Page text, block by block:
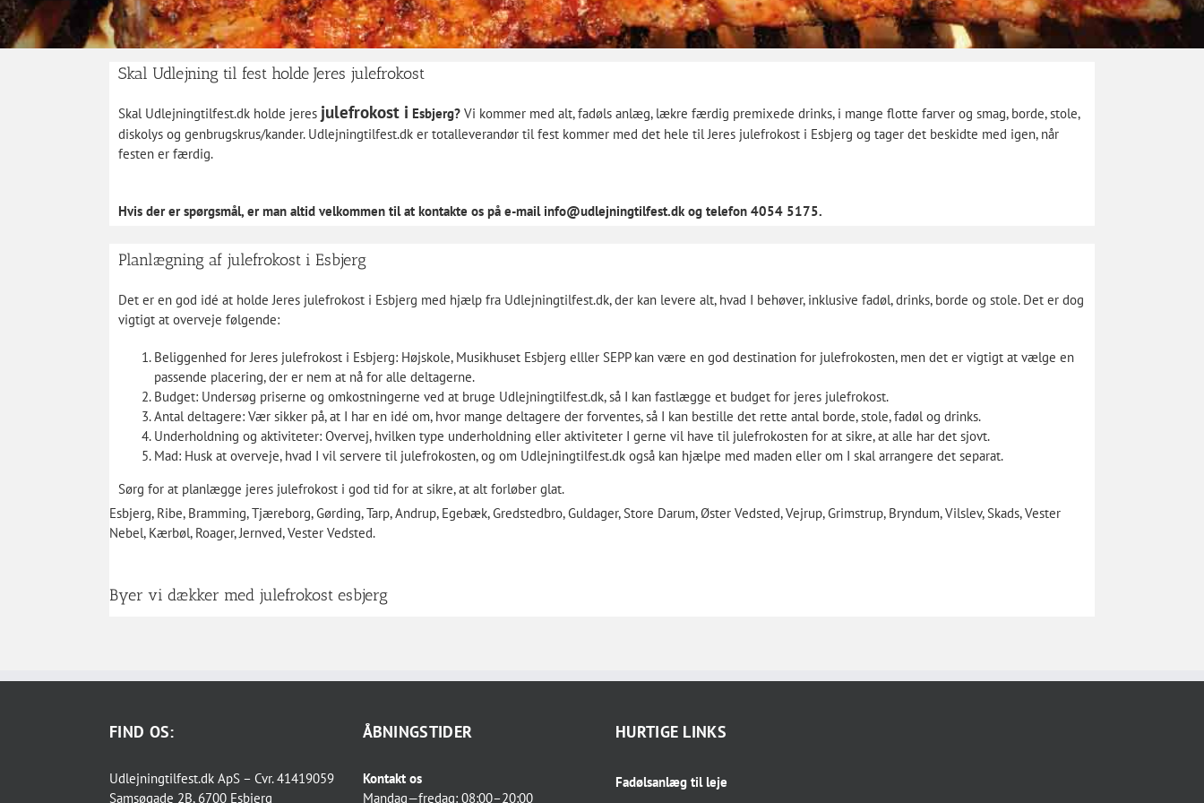
Skal Udlejning til fest holde Jeres julefrokost
Skal Udlejningtilfest.dk holde jeres julefrokost i Esbjerg?Vi kommer med alt, fadøls anlæg, lækre færdig premixede drinks, i mange flotte farver og smag, borde, stole,
diskolys og genbrugskrus/kander. Udlejningtilfest.dk er totalleverandør til fest kommer med det hele til Jeres julefrokost i Esbjerg og tager det beskidte med igen, når
festen er færdig.
Hvis der er spørgsmål, er man altid velkommen til at kontakte os på e-mail info@udlejningtilfest.dk og telefon 4054 5175.
Planlægning af julefrokost i Esbjerg
Det er en god idé at holde Jeres julefrokost i Esbjerg med hjælp fra Udlejningtilfest.dk, der kan levere alt, hvad I behøver, inklusive fadøl, drinks, borde og stole. Det er dog
vigtigt at overveje følgende:
Beliggenhed for Jeres julefrokost i Esbjerg: Højskole, MusikhusetEsbjerg elller SEPP kan være en god destination for julefrokosten, men det er vigtigt at vælge en
passende placering, der er nem at nå for alle deltagerne.
Budget: Undersøg priserne og omkostningerne ved at bruge Udlejningtilfest.dk, så I kan fastlægge et budget for jeres julefrokost.
Antal deltagere: Vær sikker på, at I har en idé om, hvor mange deltagere der forventes, så I kan bestille det rette antal borde, stole, fadøl og drinks.
Underholdning og aktiviteter: Overvej, hvilken type underholdning eller aktiviteter I gerne vil have til julefrokosten for at sikre, at alle har det sjovt.
Mad: Husk at overveje, hvad I vil servere til julefrokosten, og om Udlejningtilfest.dk også kan hjælpe med maden eller om I skal arrangere det separat.
Sørg for at planlægge jeres julefrokost i god tid for at sikre, at alt forløber glat.
Esbjerg, Ribe, Bramming, Tjæreborg, Gørding, Tarp, Andrup, Egebæk, Gredstedbro, Guldager, Store Darum, Øster Vedsted, Vejrup, Grimstrup, Bryndum, Vilslev, Skads, Vester
Nebel, Kærbøl, Roager, Jernved, Vester Vedsted.
Byer vi dækker med julefrokost esbjerg
FIND OS:
Udlejningtilfest.dk ApS – Cvr. 41419059
Samsøgade 2B, 6700 Esbjerg
ÅBNINGSTIDER
Kontakt os
Mandag—fredag: 08:00–20:00
HURTIGE LINKS
Fadølsanlæg til leje